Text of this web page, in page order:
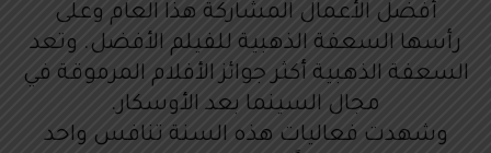
أفضل الأعمال المشاركة هذا العام وعلى
رأسها السعفة الذهبية للفيلم الأفضل. وتعد
السعفة الذهبية أكثر جوائز الأفلام المرموقة في
مجال السينما بعد الأوسكار.
وشهدت فعاليات هذه السنة تنافس واحد